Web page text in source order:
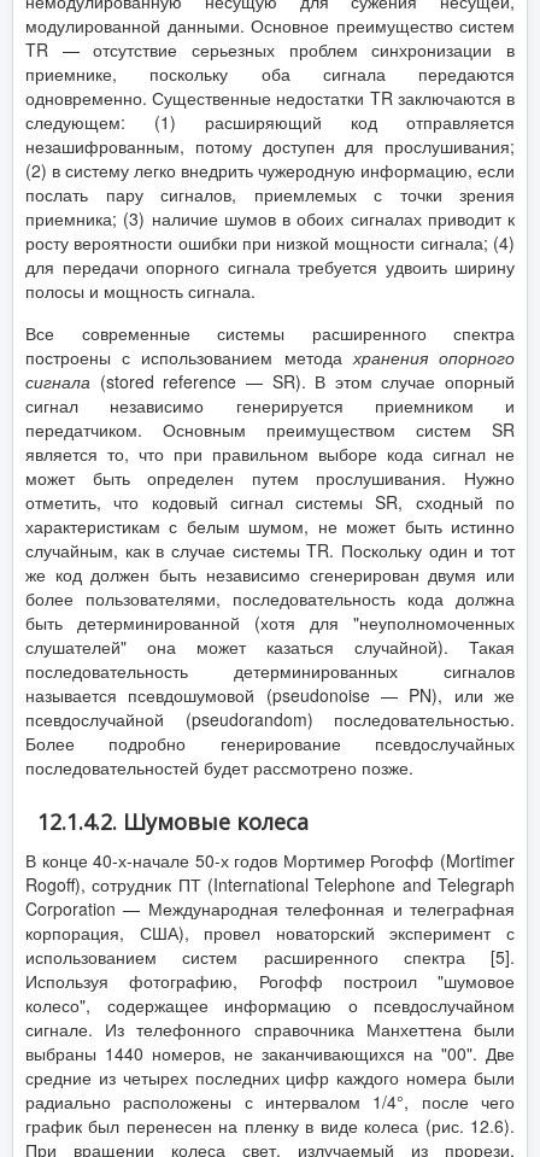
модулированной данными. Основное преимущество систем
TR — отсутствие серьезных проблем синхронизации в
приемнике, поскольку оба сигнала передаются
одновременно. Существенные недостатки TR заключаются в
следующем: (1) расширяющий код отправляется
незашифрованным, потому доступен для прослушивания;
(2) в систему легко внедрить чужеродную информацию, если
послать пару сигналов, приемлемых с точки зрения
приемника; (3) наличие шумов в обоих сигналах приводит к
росту вероятности ошибки при низкой мощности сигнала; (4)
для передачи опорного сигнала требуется удвоить ширину
полосы и мощность сигнала.
Все современные системы расширенного спектра
построены с использованием методахранения опорного
сигнала (stored reference — SR). В этом случае опорный
сигнал независимо генерируется приемником и
передатчиком. Основным преимуществом систем SR
является то, что при правильном выборе кода сигнал не
может быть определен путем прослушивания. Нужно
отметить, что кодовый сигнал системы SR, сходный по
характеристикам с белым шумом, не может быть истинно
случайным, как в случае системы TR. Поскольку один и тот
же код должен быть независимо сгенерирован двумя или
более пользователями, последовательность кода должна
быть детерминированной (хотя для "неуполномоченных
слушателей" она может казаться случайной). Такая
последовательность детерминированных сигналов
называется псевдошумовой (pseudonoise — PN), или же
псевдослучайной (pseudorandom) последовательностью.
Более подробно генерирование псевдослучайных
последовательностей будет рассмотрено позже.
12.1.4.2. Шумовые колеса
В конце 40-х-начале 50-х годов Мортимер Рогофф (Mortimer
Rogoff), сотрудник ПТ (International Telephone and Telegraph
Corporation — Международная телефонная и телеграфная
корпорация, США), провел новаторский эксперимент с
использованием систем расширенного спектра [5].
Используя фотографию, Рогофф построил "шумовое
колесо", содержащее информацию о псевдослучайном
сигнале. Из телефонного справочника Манхеттена были
выбраны 1440 номеров, не заканчивающихся на "00". Две
средние из четырех последних цифр каждого номера были
радиально расположены с интервалом 1/4°, после чего
график был перенесен на пленку в виде колеса (рис. 12.6).
При вращении колеса свет, излучаемый из прорези,